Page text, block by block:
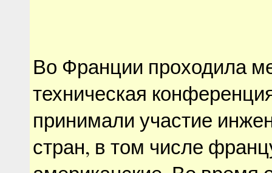
Во Франции проходила
техническая
принимали участие
стран, в том числе